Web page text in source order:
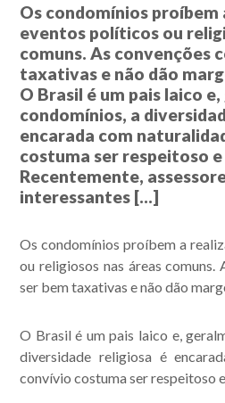
Os condomínios proíbem
eventos políticos ou
comuns. As convenções
taxativas e não dão
O Brasil é um pais laico
condomínios, a
encarada com
costuma ser respeitoso
Recentemente,
interessantes […]
Os condomínios proíbem a
ou religiosos nas áreas comuns.
ser bem taxativas e não dão
O Brasil é um pais laico e,
diversidade religiosa é
convívio costuma ser respeitoso